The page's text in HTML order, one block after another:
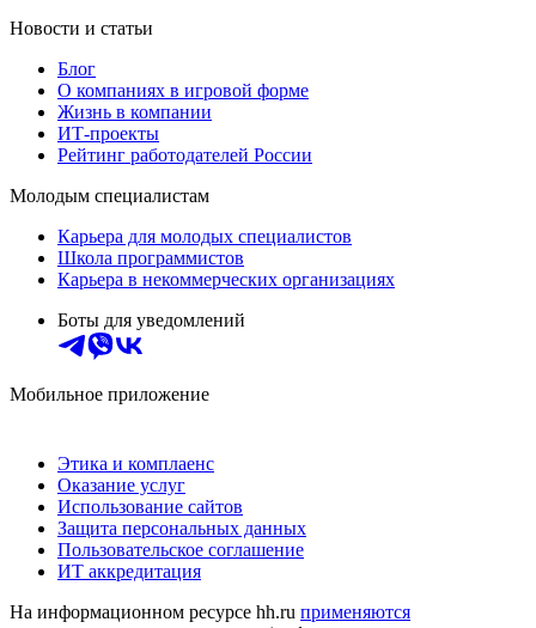
Новости и статьи
Блог
О компаниях в игровой форме
Жизнь в компании
ИТ-проекты
Рейтинг работодателей России
Молодым специалистам
Карьера для молодых специалистов
Школа программистов
Карьера в некоммерческих организациях
Боты для уведомлений
Мобильное приложение
Этика и комплаенс
Оказание услуг
Использование сайтов
Защита персональных данных
Пользовательское соглашение
ИТ аккредитация
На информационном ресурсе hh.ru применяются